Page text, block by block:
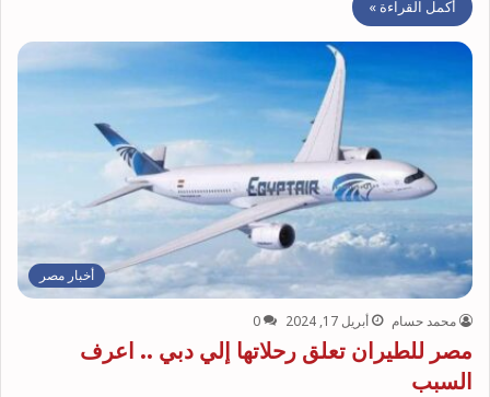
أكمل القراءة »
أخبار مصر
محمد حسام أبريل 17, 2024 0
مصر للطيران تعلق رحلاتها إلي دبي .. اعرف
السبب